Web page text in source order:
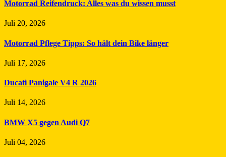
Motorrad Reifendruck: Alles was du wissen musst
Juli 20, 2026
Motorrad Pflege Tipps: So hält dein Bike länger
Juli 17, 2026
Ducati Panigale V4 R 2026
Juli 14, 2026
BMW X5 gegen Audi Q7
Juli 04, 2026